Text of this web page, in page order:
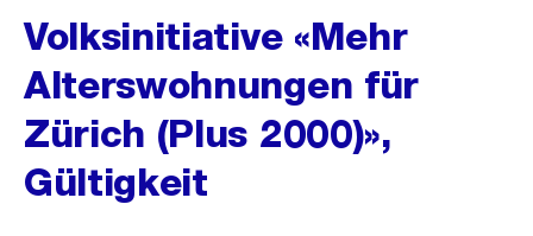
Volksinitiative «Mehr
Alterswohnungen für
Zürich (Plus 2000)»,
Gültigkeit